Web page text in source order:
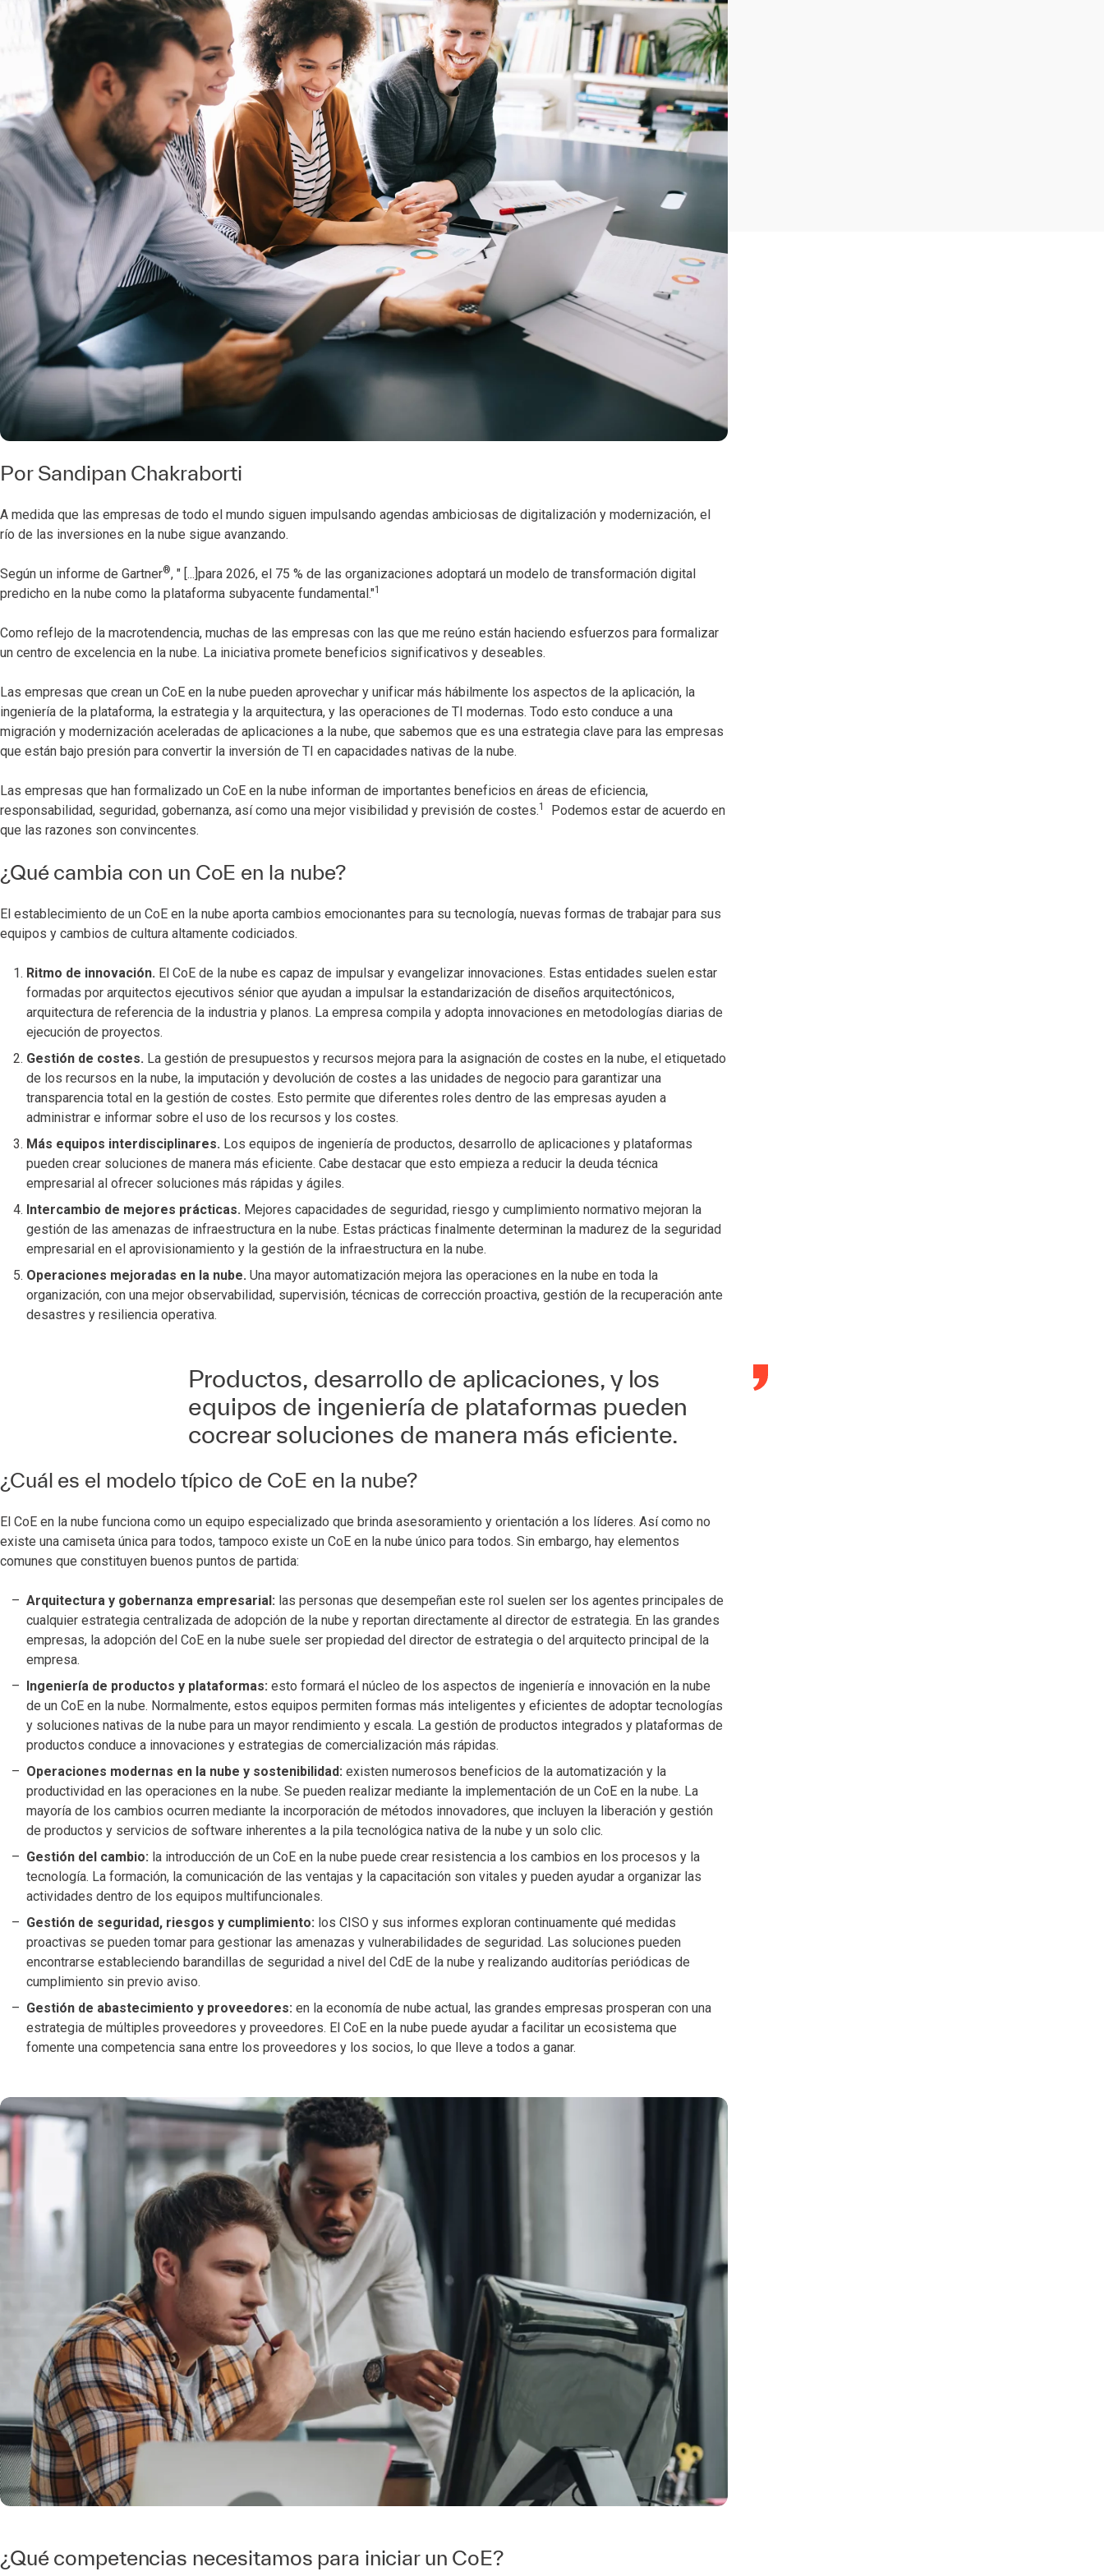
Por Sandipan Chakraborti
A medida que las empresas de todo el mundo siguen impulsando agendas ambiciosas de digitalización y modernización, el
río de las inversiones en la nube sigue avanzando.
Según un informe de Gartner®, " [...]para 2026, el 75 % de las organizaciones adoptará un modelo de transformación digital
predicho en la nube como la plataforma subyacente fundamental."1
Como reflejo de la macrotendencia, muchas de las empresas con las que me reúno están haciendo esfuerzos para formalizar
un centro de excelencia en la nube. La iniciativa promete beneficios significativos y deseables.
Las empresas que crean un CoE en la nube pueden aprovechar y unificar más hábilmente los aspectos de la aplicación, la
ingeniería de la plataforma, la estrategia y la arquitectura, y las operaciones de TI modernas. Todo esto conduce a una
migración y modernización aceleradas de aplicaciones a la nube, que sabemos que es una estrategia clave para las empresas
que están bajo presión para convertir la inversión de TI en capacidades nativas de la nube.
Las empresas que han formalizado un CoE en la nube informan de importantes beneficios en áreas de eficiencia,
responsabilidad, seguridad, gobernanza, así como una mejor visibilidad y previsión de costes.1
Podemos estar de acuerdo en
que las razones son convincentes.
¿Qué cambia con un CoE en la nube?
El establecimiento de un CoE en la nube aporta cambios emocionantes para su tecnología, nuevas formas de trabajar para sus
equipos y cambios de cultura altamente codiciados.
Ritmo de innovación. El CoE de la nube es capaz de impulsar y evangelizar innovaciones. Estas entidades suelen estar
formadas por arquitectos ejecutivos sénior que ayudan a impulsar la estandarización de diseños arquitectónicos,
arquitectura de referencia de la industria y planos. La empresa compila y adopta innovaciones en metodologías diarias de
ejecución de proyectos.
Gestión de costes. La gestión de presupuestos y recursos mejora para la asignación de costes en la nube, el etiquetado
de los recursos en la nube, la imputación y devolución de costes a las unidades de negocio para garantizar una
transparencia total en la gestión de costes. Esto permite que diferentes roles dentro de las empresas ayuden a
administrar e informar sobre el uso de los recursos y los costes.
Más equipos interdisciplinares. Los equipos de ingeniería de productos, desarrollo de aplicaciones y plataformas
pueden crear soluciones de manera más eficiente. Cabe destacar que esto empieza a reducir la deuda técnica
empresarial al ofrecer soluciones más rápidas y ágiles.
Intercambio de mejores prácticas. Mejores capacidades de seguridad, riesgo y cumplimiento normativo mejoran la
gestión de las amenazas de infraestructura en la nube. Estas prácticas finalmente determinan la madurez de la seguridad
empresarial en el aprovisionamiento y la gestión de la infraestructura en la nube.
Operaciones mejoradas en la nube. Una mayor automatización mejora las operaciones en la nube en toda la
organización, con una mejor observabilidad, supervisión, técnicas de corrección proactiva, gestión de la recuperación ante
desastres y resiliencia operativa.
Productos, desarrollo de aplicaciones, y los
equipos de ingeniería de plataformas pueden
cocrear soluciones de manera más eficiente.
¿Cuál es el modelo típico de CoE en la nube?
El CoE en la nube funciona como un equipo especializado que brinda asesoramiento y orientación a los líderes. Así como no
existe una camiseta única para todos, tampoco existe un CoE en la nube único para todos. Sin embargo, hay elementos
comunes que constituyen buenos puntos de partida:
Arquitectura y gobernanza empresarial: las personas que desempeñan este rol suelen ser los agentes principales de
cualquier estrategia centralizada de adopción de la nube y reportan directamente al director de estrategia. En las grandes
empresas, la adopción del CoE en la nube suele ser propiedad del director de estrategia o del arquitecto principal de la
empresa.
Ingeniería de productos y plataformas: esto formará el núcleo de los aspectos de ingeniería e innovación en la nube
de un CoE en la nube. Normalmente, estos equipos permiten formas más inteligentes y eficientes de adoptar tecnologías
y soluciones nativas de la nube para un mayor rendimiento y escala. La gestión de productos integrados y plataformas de
productos conduce a innovaciones y estrategias de comercialización más rápidas.
Operaciones modernas en la nube y sostenibilidad: existen numerosos beneficios de la automatización y la
productividad en las operaciones en la nube. Se pueden realizar mediante la implementación de un CoE en la nube. La
mayoría de los cambios ocurren mediante la incorporación de métodos innovadores, que incluyen la liberación y gestión
de productos y servicios de software inherentes a la pila tecnológica nativa de la nube y un solo clic.
Gestión del cambio: la introducción de un CoE en la nube puede crear resistencia a los cambios en los procesos y la
tecnología. La formación, la comunicación de las ventajas y la capacitación son vitales y pueden ayudar a organizar las
actividades dentro de los equipos multifuncionales.
Gestión de seguridad, riesgos y cumplimiento: los CISO y sus informes exploran continuamente qué medidas
proactivas se pueden tomar para gestionar las amenazas y vulnerabilidades de seguridad. Las soluciones pueden
encontrarse estableciendo barandillas de seguridad a nivel del CdE de la nube y realizando auditorías periódicas de
cumplimiento sin previo aviso.
Gestión de abastecimiento y proveedores: en la economía de nube actual, las grandes empresas prosperan con una
estrategia de múltiples proveedores y proveedores. El CoE en la nube puede ayudar a facilitar un ecosistema que
fomente una competencia sana entre los proveedores y los socios, lo que lleve a todos a ganar.
¿Qué competencias necesitamos para iniciar un CoE?